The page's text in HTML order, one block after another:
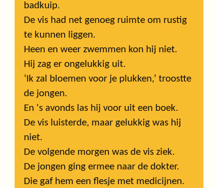
badkuip.
De vis had net genoeg ruimte om rustig
te kunnen liggen.
Heen en weer zwemmen kon hij niet.
Hij zag er ongelukkig uit.
‘Ik zal bloemen voor je plukken,’ troostte
de jongen.
En 's avonds las hij voor uit een boek.
De vis luisterde, maar gelukkig was hij
niet.
De volgende morgen was de vis ziek.
De jongen ging ermee naar de dokter.
Die gaf hem een flesje met medicijnen.